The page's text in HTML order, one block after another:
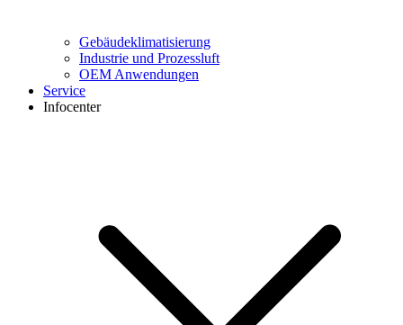
Gebäudeklimatisierung
Industrie und Prozessluft
OEM Anwendungen
Service
Infocenter